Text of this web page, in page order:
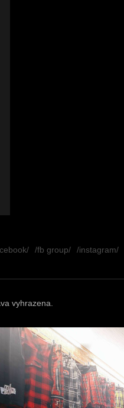
/fb group/ /instagram/
vyhrazena.